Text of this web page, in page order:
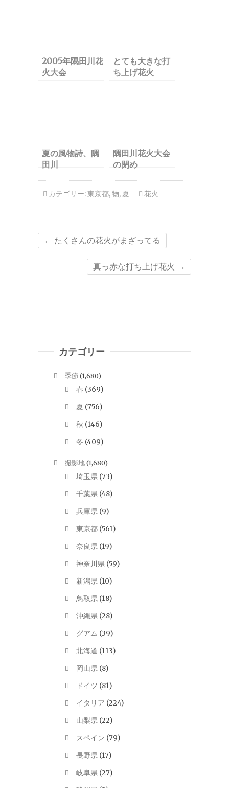
2005年隅田川花
火大会
とても大きな打
ち上げ花火
夏の風物詩、隅
田川
隅田川花火大会
の閉め
カテゴリー:東京都,物, 夏 花火
← たくさんの花火がまざってる
真っ赤な打ち上げ花火 →
カテゴリー
季節 (1,680)
春 (369)
夏 (756)
秋 (146)
冬 (409)
撮影地(1,680)
埼玉県 (73)
千葉県 (48)
兵庫県 (9)
東京都 (561)
奈良県 (19)
神奈川県 (59)
新潟県 (10)
鳥取県 (18)
沖縄県 (28)
グアム (39)
北海道 (113)
岡山県 (8)
ドイツ (81)
イタリア (224)
山梨県 (22)
スペイン (79)
長野県 (17)
岐阜県 (27)